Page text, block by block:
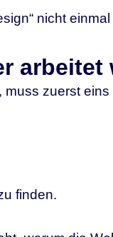
nicht
zuerst
finden.